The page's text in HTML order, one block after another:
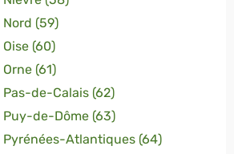
(59)
(60)
(61)
de-Calais (62)
Puy-de-Dôme (63)
Pyrénées-Atlantiques (64)